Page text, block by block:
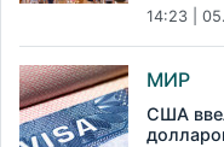
14:23 |
МИР
США